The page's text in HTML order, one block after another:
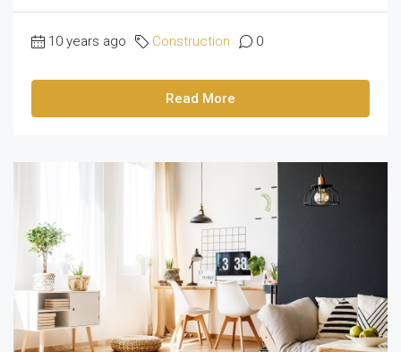
10 years ago Construction 0
Read More